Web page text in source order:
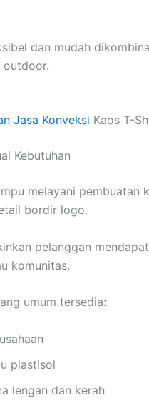
dan mudah
outdoor.
Jasa Konveksi Kaos T-
Kebutuhan
melayani pembuatan
bordir logo.
pelanggan
komunitas.
umum tersedia:
plastisol
lengan dan kerah